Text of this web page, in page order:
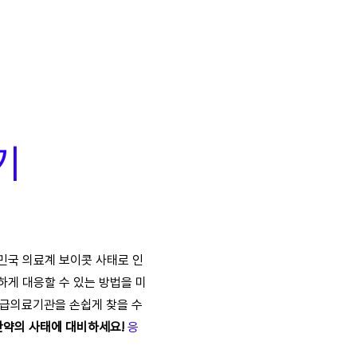
국 의료계 보이콧 사태로 인
대응할 수 있는 방법을 미
의료기관을 손쉽게 찾을 수
의 사태에 대비하세요! 응